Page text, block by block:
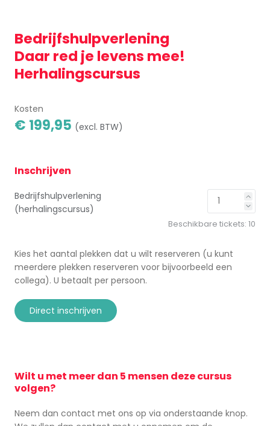
Bedrijfshulpverlening
Daar red je levens mee!
Herhalingscursus
Kosten
€ 199,95 (excl. BTW)
Inschrijven
Bedrijfshulpverlening
(herhalingscursus)
Beschikbare tickets: 10
Kies het aantal plekken dat u wilt reserveren (u kunt
meerdere plekken reserveren voor bijvoorbeeld een
collega). U betaalt per persoon.
direct inschrijven
Wilt u met meer dan 5 mensen deze cursus
volgen?
Neem dan contact met ons op via onderstaande knop.